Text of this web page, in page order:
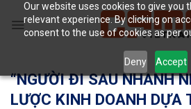
Our website uses cookies to give you
relevant experience. By clicking on
consent to the use of cookies as per
Deny Accept
“NGƯỜI ĐI SAU NHANH
LƯỢC KINH DOANH DỰA